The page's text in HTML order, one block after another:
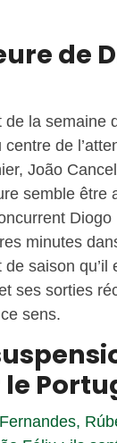
de
de la semaine
de
João
semble être
minutes
saison qu’il
ses sorties
sens.